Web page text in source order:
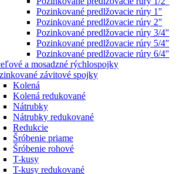
Pozinkované predlžovacie rúry 1"
Pozinkované predlžovacie rúry 2"
Pozinkované predlžovacie rúry 3/4"
Pozinkované predlžovacie rúry 5/4"
Pozinkované predlžovacie rúry 6/4"
a mosadzné rýchlospojky
závitové spojky
Kolená
Kolená redukované
Nátrubky
Nátrubky redukované
Redukcie
Šróbenie priame
Šróbenie rohové
T-kusy
T-kusy redukované